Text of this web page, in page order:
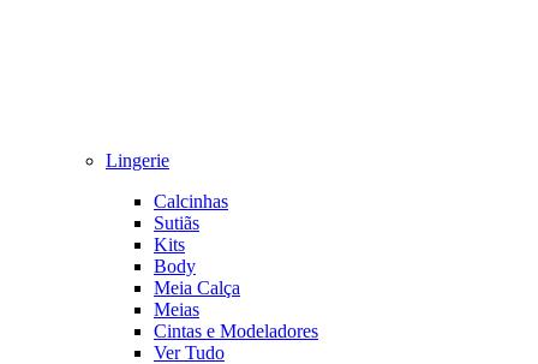
Lingerie
Calcinhas
Sutiãs
Kits
Body
Meia Calça
Meias
Cintas e Modeladores
Ver Tudo